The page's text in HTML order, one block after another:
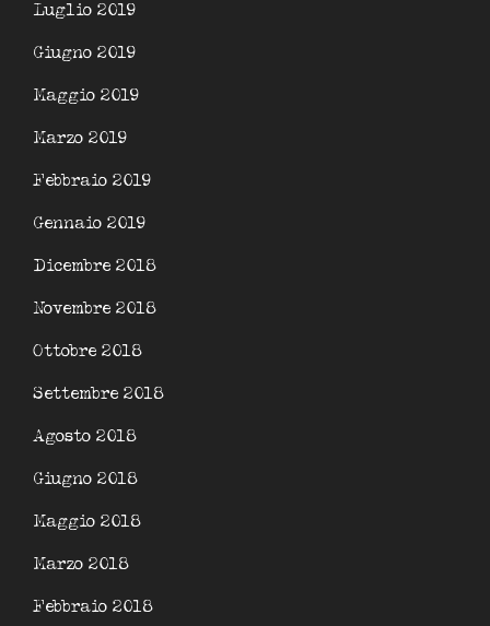
Luglio 2019
Giugno 2019
Maggio 2019
Marzo 2019
Febbraio 2019
Gennaio 2019
Dicembre 2018
Novembre 2018
Ottobre 2018
Settembre 2018
Agosto 2018
Giugno 2018
Maggio 2018
Marzo 2018
Febbraio 2018